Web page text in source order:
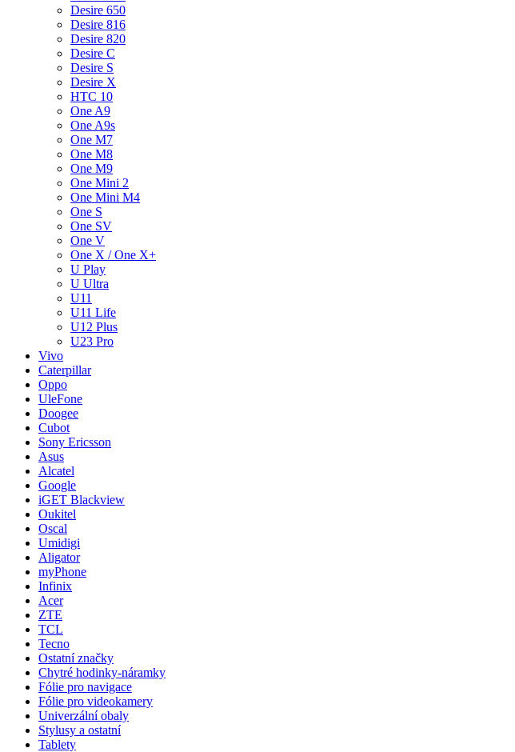
Desire 650
Desire 816
Desire 820
Desire C
Desire S
Desire X
HTC 10
One A9
One A9s
One M7
One M8
One M9
One Mini 2
One Mini M4
One S
One SV
One V
One X / One X+
U Play
U Ultra
U11
U11 Life
U12 Plus
U23 Pro
Vivo
Caterpillar
Oppo
UleFone
Doogee
Cubot
Sony Ericsson
Asus
Alcatel
Google
iGET Blackview
Oukitel
Oscal
Umidigi
Aligator
myPhone
Infinix
Acer
ZTE
TCL
Tecno
Ostatní značky
Chytré hodinky-náramky
Fólie pro navigace
Fólie pro videokamery
Univerzální obaly
Stylusy a ostatní
Tablety